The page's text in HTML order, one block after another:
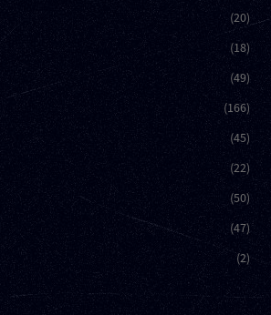
(20)
(18)
(49)
(166)
(45)
(22)
(50)
(47)
(2)